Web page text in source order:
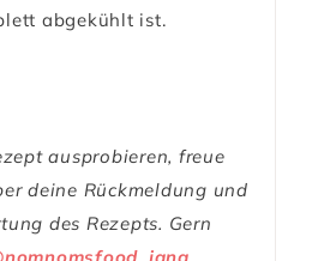
abgekühlt ist.
ausprobieren, freue
deine Rückmeldung und
des Rezepts. Gern